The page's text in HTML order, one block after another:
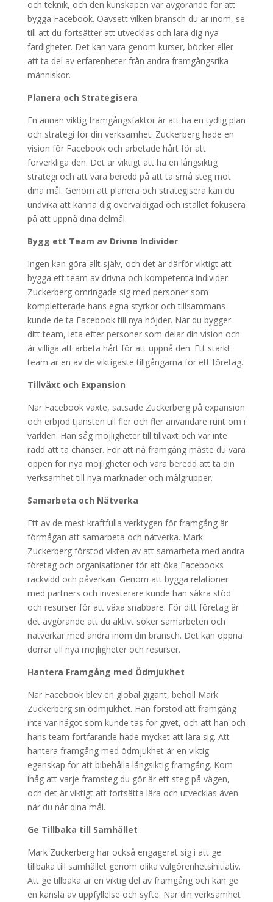
och teknik, och den kunskapen var avgörande för att
bygga Facebook. Oavsett vilken bransch du är inom, se
till att du fortsätter att utvecklas och lära dig nya
färdigheter. Det kan vara genom kurser, böcker eller
att ta del av erfarenheter från andra framgångsrika
människor.
Planera och Strategisera
En annan viktig framgångsfaktor är att ha en tydlig plan
och strategi för din verksamhet. Zuckerberg hade en
vision för Facebook och arbetade hårt för att
förverkliga den. Det är viktigt att ha en långsiktig
strategi och att vara beredd på att ta små steg mot
dina mål. Genom att planera och strategisera kan du
undvika att känna dig överväldigad och istället fokusera
på att uppnå dina delmål.
Bygg ett Team av Drivna Individer
Ingen kan göra allt själv, och det är därför viktigt att
bygga ett team av drivna och kompetenta individer.
Zuckerberg omringade sig med personer som
kompletterade hans egna styrkor och tillsammans
kunde de ta Facebook till nya höjder. När du bygger
ditt team, leta efter personer som delar din vision och
är villiga att arbeta hårt för att uppnå den. Ett starkt
team är en av de viktigaste tillgångarna för ett företag.
Tillväxt och Expansion
När Facebook växte, satsade Zuckerberg på expansion
och erbjöd tjänsten till fler och fler användare runt om i
världen. Han såg möjligheter till tillväxt och var inte
rädd att ta chanser. För att nå framgång måste du vara
öppen för nya möjligheter och vara beredd att ta din
verksamhet till nya marknader och målgrupper.
Samarbeta och Nätverka
Ett av de mest kraftfulla verktygen för framgång är
förmågan att samarbeta och nätverka. Mark
Zuckerberg förstod vikten av att samarbeta med andra
företag och organisationer för att öka Facebooks
räckvidd och påverkan. Genom att bygga relationer
med partners och investerare kunde han säkra stöd
och resurser för att växa snabbare. För ditt företag är
det avgörande att du aktivt söker samarbeten och
nätverkar med andra inom din bransch. Det kan öppna
dörrar till nya möjligheter och resurser.
Hantera Framgång med Ödmjukhet
När Facebook blev en global gigant, behöll Mark
Zuckerberg sin ödmjukhet. Han förstod att framgång
inte var något som kunde tas för givet, och att han och
hans team fortfarande hade mycket att lära sig. Att
hantera framgång med ödmjukhet är en viktig
egenskap för att bibehålla långsiktig framgång. Kom
ihåg att varje framsteg du gör är ett steg på vägen,
och det är viktigt att fortsätta lära och utvecklas även
när du når dina mål.
Ge Tillbaka till Samhället
Mark Zuckerberg har också engagerat sig i att ge
tillbaka till samhället genom olika välgörenhetsinitiativ.
Att ge tillbaka är en viktig del av framgång och kan ge
en känsla av uppfyllelse och syfte. När din verksamhet